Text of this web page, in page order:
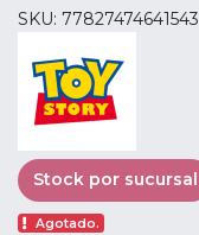
SKU: 77827474641543
Stock por sucursal
Agotado.